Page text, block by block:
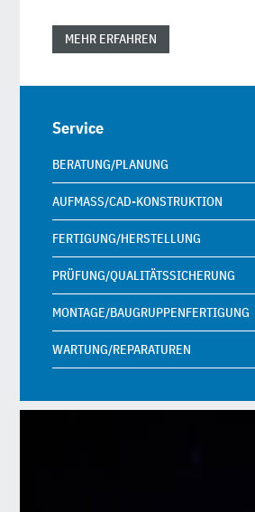
MEHR ERFAHREN
Service
BERATUNG/PLANUNG
AUFMASS/CAD-KONSTRUKTION
FERTIGUNG/HERSTELLUNG
PRÜFUNG/QUALITÄTS­SICHERUNG
MONTAGE/BAU­GRUPPEN­FERTIGUNG
WARTUNG/REPARATUREN